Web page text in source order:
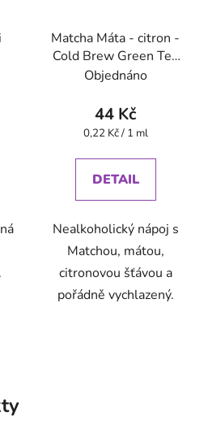
Matcha Máta - citron -
Cold Brew Green Tea
200 ml - Oxalis
Objednáno
44 Kč
Měrná
0,22 Kč / 1 ml
DETAIL
Nealkoholický nápoj s
Matchou, mátou,
citronovou šťávou a
pořádně vychlazený.